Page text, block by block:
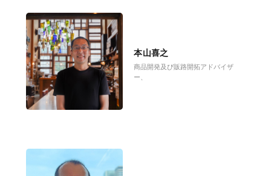
本山喜之
商品開発及び販路開拓アドバイザ
ー、